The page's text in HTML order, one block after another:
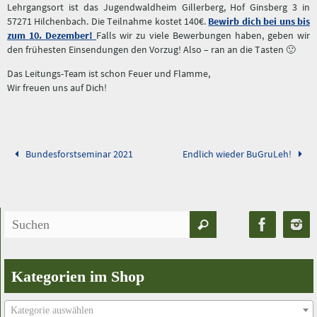
Lehrgangsort ist das Jugendwaldheim Gillerberg, Hof Ginsberg 3 in
57271 Hilchenbach. Die Teilnahme kostet 140€. Bewirb dich bei uns bis
zum 10. Dezember! Falls wir zu viele Bewerbungen haben, geben wir
den frühesten Einsendungen den Vorzug! Also – ran an die Tasten 🙂
Das Leitungs-Team ist schon Feuer und Flamme,
Wir freuen uns auf Dich!
Bundesforstseminar 2021 Endlich wieder BuGruLeh!
Suchen
Kategorien im Shop
Kategorie auswählen